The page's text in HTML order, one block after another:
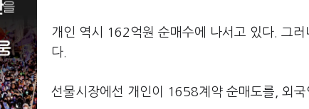
개인 역시 162억원 순매수에 나서고 있다. 그
다.
선물시장에선 개인이 1658계약 순매도를, 외